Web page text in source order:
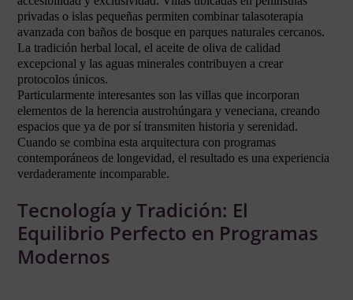
privadas o islas pequeñas permiten combinar talasoterapia
avanzada con baños de bosque en parques naturales cercanos.
La tradición herbal local, el aceite de oliva de calidad
excepcional y las aguas minerales contribuyen a crear
protocolos únicos.
Particularmente interesantes son las villas que incorporan
elementos de la herencia austrohúngara y veneciana, creando
espacios que ya de por sí transmiten historia y serenidad.
Cuando se combina esta arquitectura con programas
contemporáneos de longevidad, el resultado es una experiencia
verdaderamente incomparable.
Tecnología y Tradición: El
Equilibrio Perfecto en Programas
Modernos